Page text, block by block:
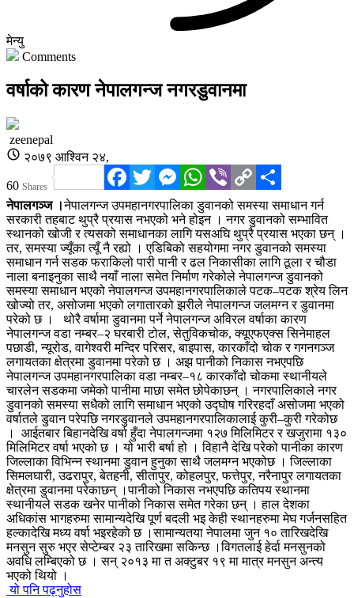
मेन्यु
Comments
वर्षाको कारण नेपालगन्ज नगरडुवानमा
zeenepal
२०७९ आश्विन २४,
60 Shares
FacebookTwitterMessengerWhatsApp
Viber
Copy
Link
नेपालगञ्ज ।नेपालगन्ज उपमहानगरपालिका डुवानको समस्या समाधान गर्न
सरकारी तहबाट थुप्रै प्रयास नभएको भने होइन । नगर डुवानको सम्भावित
स्थानको खोजी र त्यसको समाधानका लागि यसअघि थुप्रै प्रयास भएका छन् ।
तर, समस्या ज्यूँका त्यूँ नै रह्यो । एडिबिको सहयोगमा नगर डुवानको समस्या
समाधान गर्न सडक फराकिलो पारी पानी र ढल निकासीका लागि ठूला र चौडा
नाला बनाइनुका साथै नयाँ नाला समेत निर्माण गरेकोले नेपालगन्ज डुवानको
समस्या समाधान भएको नेपालगन्ज उपमहानगरपालिकाले पटक–पटक श्रेय लिन
खोज्यो तर, असोजमा भएको लगातारको झरीले नेपालगन्ज जलमग्न र डुवानमा
परेको छ ।
थोरै वर्षामा डुवानमा पर्ने नेपालगन्ज अविरल वर्षाका कारण
नेपालगन्ज वडा नम्बर–२ घरबारी टोल, सेतुविकचोक, क्यूएफएक्स सिनेमाहल
पछाडी, न्यूरोड, वागेश्वरी मन्दिर परिसर, बाइपास, कारकाँदो चोक र गगनगञ्ज
लगायतका क्षेत्रमा डुवानमा परेको छ । अझ पानीको निकास नभएपछि
नेपालगन्ज उपमहानगरपालिका वडा नम्बर–१८ कारकाँदो चोकमा स्थानीयले
चारलेन सडकमा जमेको पानीमा माछा समेत छोपेकाछन् । नगरपालिकाले नगर
डुवानको समस्या सधैको लागि समाधान भएको उद्घोष गरिरहदाँ असोजमा भएको
वर्षातले डुवान परेपछि नगरडुवानले उपमहानगरपालिकालाई कुरी–कुरी गरेकोछ
।
आईतबार बिहानदेखि वर्षा हुँदा नेपालगन्जमा १२७ मिलिमिटर र खजुरामा १३०
मिलिमिटर वर्षा भएको छ । यो भारी बर्षा हो । विहानै देखि परेको पानीका कारण
जिल्लाका विभिन्न स्थानमा डुवान हुनुका साथै जलमग्न भएकोछ । जिल्लाका
सिमलघारी, उढरापुर, बेतहनी, सीतापुर, कोहलपुर, फत्तेपुर, नरैनापुर लगायतका
क्षेत्रमा डुवानमा परेकाछन् ।पानीको निकास नभएपछि कतिपय स्थानमा
स्थानीयले सडक खनेर पानीको निकास समेत गरेका छन् । हाल देशका
अधिकांस भागहरुमा सामान्यदेखि पूर्ण बदली भइ केही स्थानहरुमा मेघ गर्जनसहित
हल्कादेखि मध्य वर्षा भइरहेको छ ।सामान्यतया नेपालमा जुन १० तारिखदेखि
मनसुन सुरु भएर सेप्टेम्बर २३ तारिखमा सकिन्छ ।विगतलाई हेर्दा मनसुनको
अवधि लम्बिएको छ । सन् २०१३ मा त अक्टुबर १९ मा मात्र मनसुन अन्त्य
भएको थियो ।
यो पनि पढ्नुहोस